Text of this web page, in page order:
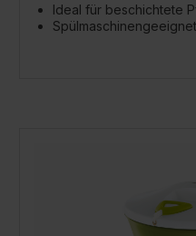
Ideal für beschichtete
Spülmaschinengeeignet